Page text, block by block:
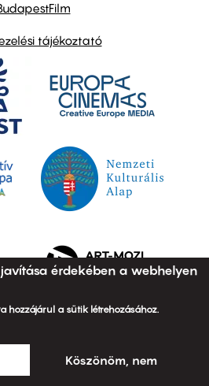
tájékoztató
érdekében a webhelyen
hozzájárul a sütik létrehozásához.
Köszönöm, nem